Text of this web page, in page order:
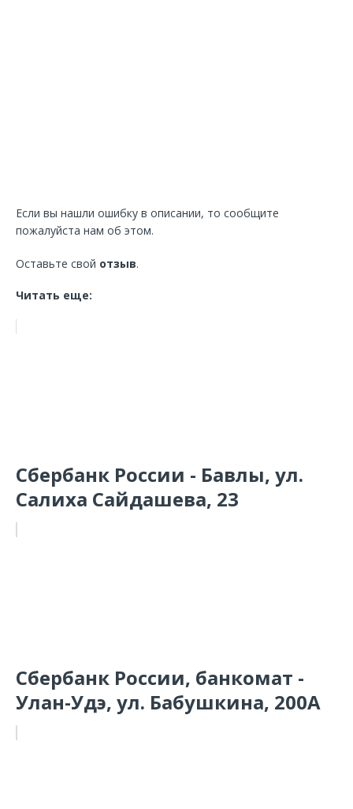
Если вы нашли ошибку в описании, то сообщите
пожалуйста нам об этом.
Оставьте свой отзыв.
Читать еще:
Сбербанк России - Бавлы, ул.
Салиха Сайдашева, 23
Сбербанк России, банкомат -
Улан-Удэ, ул. Бабушкина, 200А